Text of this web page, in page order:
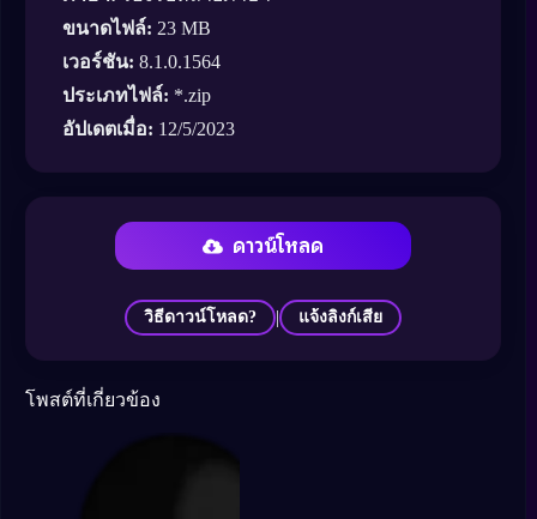
ขนาดไฟล์: 23 MB
เวอร์ชัน: 8.1.0.1564
ประเภทไฟล์: *.zip
อัปเดตเมื่อ: 12/5/2023
ดาวน์โหลด
วิธีดาวน์โหลด? | แจ้งลิงก์เสีย
โพสต์ที่เกี่ยวข้อง